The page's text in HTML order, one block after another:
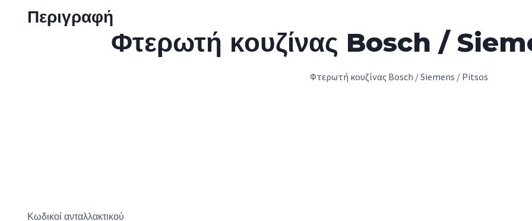
Περιγραφή
Φτερωτή κουζίνας Bosch /
Φτερωτή κουζίνας Bosch / Siemens / Pitsos
Κωδικοί ανταλλακτικού